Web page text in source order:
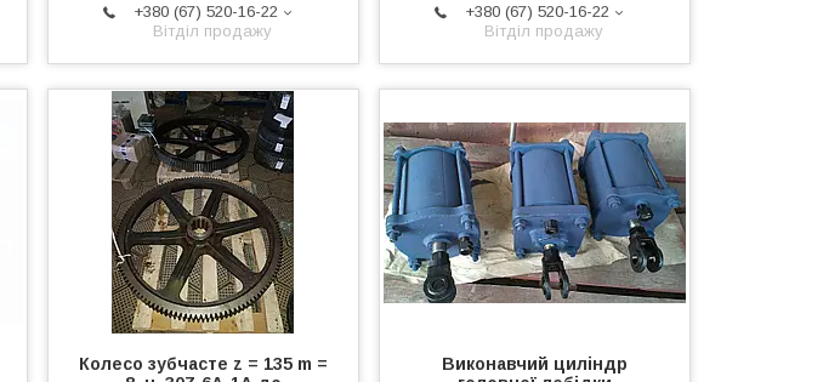
+380 (67) 520-16-22
Вітділ продажу
+380 (67) 520-16-22
Вітділ продажу
Колесо зубчасте z = 135 m =
Виконавчий циліндр